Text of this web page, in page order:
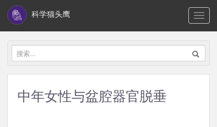
i
科学猫头鹰
搜
索：
中年女性与盆腔器官脱垂